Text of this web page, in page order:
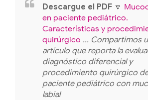
Descargue el PDF 🔽
en paciente pediátrico.
Características y
quirúrgico ... Compartimos
artículo que reporta la
diagnóstico diferencial y
procedimiento quirúrgico
paciente pediátrico con
labial